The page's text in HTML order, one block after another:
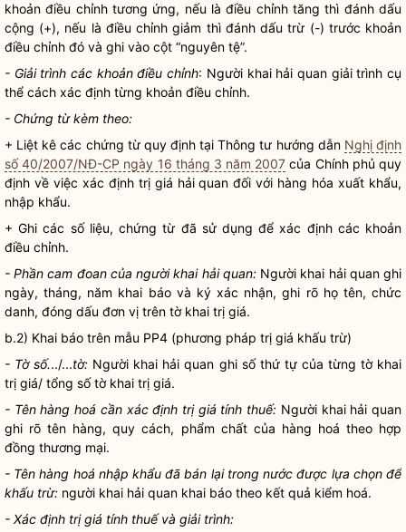
khoản điều chỉnh tương ứng, nếu là điều chỉnh tăng thì đánh dấu
cộng (+), nếu là điều chỉnh giảm thì đánh dấu trừ (-) trước khoản
điều chỉnh đó và ghi vào cột “nguyên tệ”.
- Giải trình các khoản điều chỉnh: Người khai hải quangiải trình cụ
thể cách xác định từng khoản điều chỉnh.
- Chứng từ kèm theo:
+ Liệt kê các chứng từ quy định tại Thông tư hướng dẫn Nghị định
số 40/2007/NĐ-CP ngày 16 tháng 3 năm 2007 của Chính phủ quy
định về việc xác định trị giá hải quan đối với hàng hóa xuất khẩu,
nhập khẩu.
+ Ghi các số liệu, chứng từ đã sử dụng để xác định các khoản
điều chỉnh.
- Phần cam đoan củangười khai hải quan: Người khai hải quanghi
ngày, tháng, năm khai báo và ký xác nhận, ghi rõ họ tên, chức
danh, đóng dấu đơn vị trên tờ khai trị giá.
b.2) Khai báo trên mẫu PP4 (phương pháp trị giá khấu trừ)
- Tờ số.../...tờ: Người khai hải quan ghi số thứ tự của từng tờ khai
trị giá/ tổng số tờ khai trị giá.
- Tênhàng hoá cần xác định trị giá tính thuế: Người khai hải quan
ghi rõ tên hàng, quy cách, phẩm chất của hàng hoá theo hợp
đồng thương mại.
- Tên hàng hoá nhập khẩu đã bán lại trong nước được lựa chọn để
khấu trừ: người khai hải quan khai báo theo kết quả kiểm hoá.
- Xác định trị giá tính thuế và giải trình: